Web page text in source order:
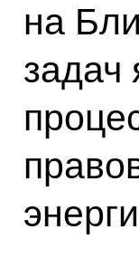
на
задач